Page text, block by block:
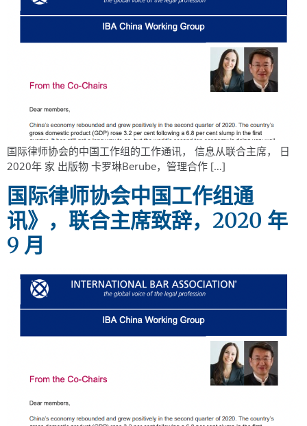
国际律师协会的中国工作组的工作通讯， 信息从联合主席， 日
2020年 家 出版物 卡罗琳Berube，管理合作 […]
国际律师协会中国工作组通
讯》，联合主席致辞，2020 年
9 月